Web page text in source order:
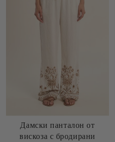
Дамски панталон от
вискоза с бродирани